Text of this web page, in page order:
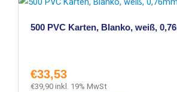
500 PVC Karten, Blanko, weiß,
€33,53
€39,90 inkl. 19% MwSt